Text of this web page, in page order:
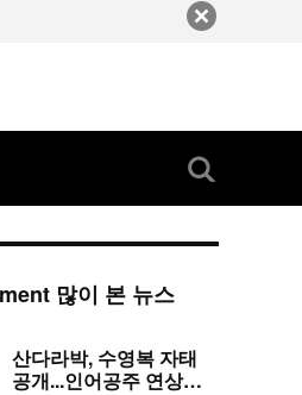
많이 본 뉴스
산다라박, 수영복 자태
공개...인어공주 연상케